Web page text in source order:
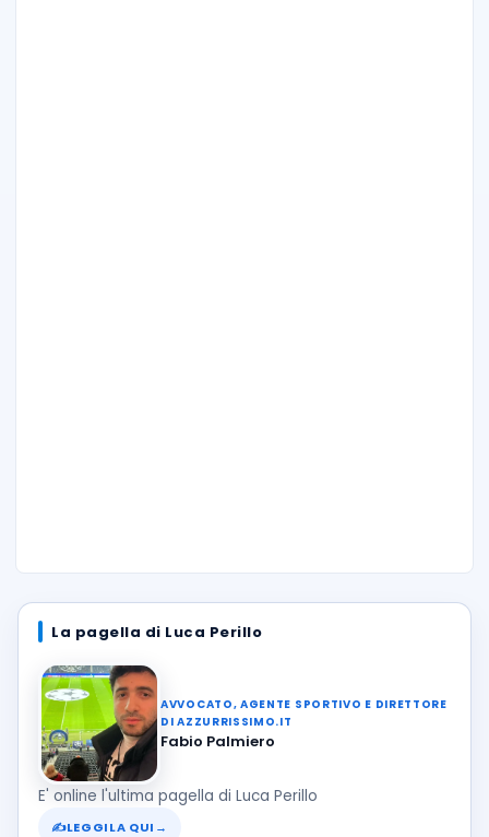
La pagella di Luca Perillo
AVVOCATO, AGENTE SPORTIVO E DIRETTORE
DI AZZURRISSIMO.IT
Fabio Palmiero
E' online l'ultima pagella di Luca Perillo
✍LEGGILA QUI →